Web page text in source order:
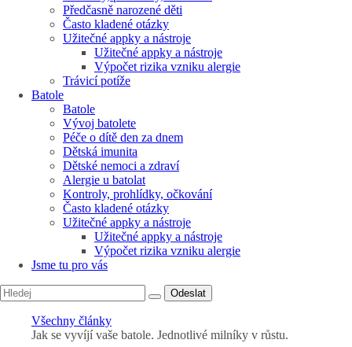
Předčasně narozené děti
Často kladené otázky
Užitečné appky a nástroje
Užitečné appky a nástroje
Výpočet rizika vzniku alergie
Trávicí potíže
Batole
Batole
Vývoj batolete
Péče o dítě den za dnem
Dětská imunita
Dětské nemoci a zdraví
Alergie u batolat
Kontroly, prohlídky, očkování
Často kladené otázky
Užitečné appky a nástroje
Užitečné appky a nástroje
Výpočet rizika vzniku alergie
Jsme tu pro vás
Odeslat
Všechny články
Jak se vyvíjí vaše batole. Jednotlivé milníky v růstu.